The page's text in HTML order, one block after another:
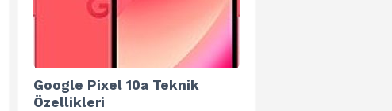
Google Pixel 10a Teknik
Özellikleri